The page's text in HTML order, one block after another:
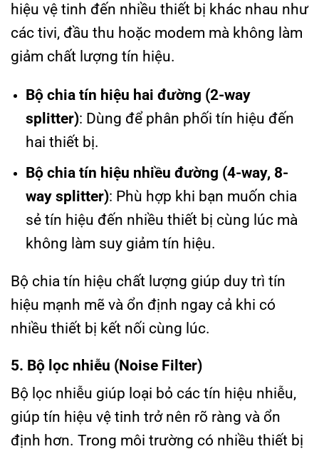
hiệu vệ tinh đến nhiều thiết bị khác nhau như
các tivi, đầu thu hoặc modem mà không làm
giảm chất lượng tín hiệu.
Bộ chia tín hiệu hai đường (2-way
splitter): Dùng để phân phối tín hiệu đến
hai thiết bị.
Bộ chia tín hiệu nhiều đường (4-way, 8-
way splitter): Phù hợp khi bạn muốn chia
sẻ tín hiệu đến nhiều thiết bị cùng lúc mà
không làm suy giảm tín hiệu.
Bộ chia tín hiệu chất lượng giúp duy trì tín
hiệu mạnh mẽ và ổn định ngay cả khi có
nhiều thiết bị kết nối cùng lúc.
5. Bộ lọc nhiễu (Noise Filter)
Bộ lọc nhiễu giúp loại bỏ các tín hiệu nhiễu,
giúp tín hiệu vệ tinh trở nên rõ ràng và ổn
định hơn. Trong môi trường có nhiều thiết bị